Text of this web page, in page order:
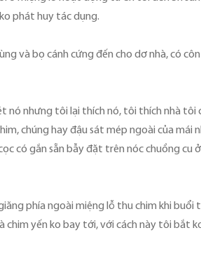
phát huy tác dụng.
và bọ cánh cứng đến cho dơ nhà, có
nó nhưng tôi lại thích nó, tôi thích nhà tôi
chúng hay đậu sát mép ngoài của mái
có gắn sẵn bẫy đặt trên nóc chuồng cu
phía ngoài miệng lỗ thu chim khi buổi
chim yến ko bay tới, với cách này tôi bắt